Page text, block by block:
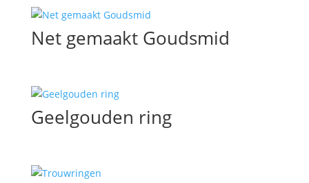
Net gemaakt Goudsmid
Geelgouden ring